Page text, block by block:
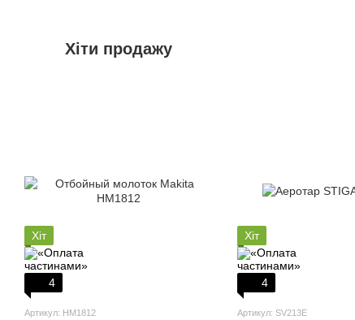
Хіти продажу
Хіт
4
Артикул: HM1812
Хіт
4
Артикул: SV213E